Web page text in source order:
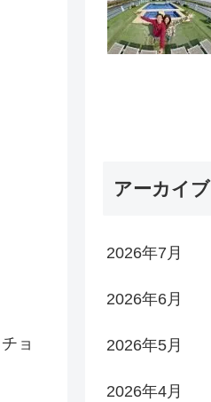
ョ
アーカイブ
2026年7月
2026年6月
2026年5月
2026年4月